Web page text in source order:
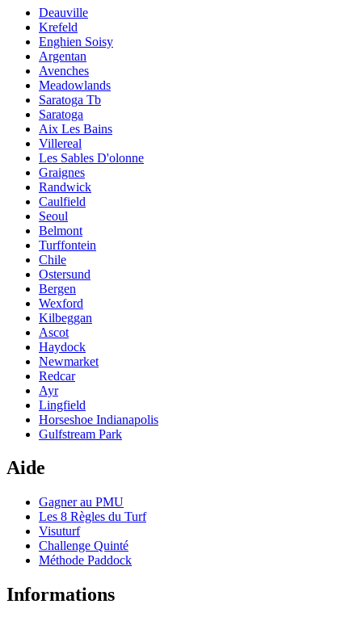
Deauville
Krefeld
Enghien Soisy
Argentan
Avenches
Meadowlands
Saratoga Tb
Saratoga
Aix Les Bains
Villereal
Les Sables D'olonne
Graignes
Randwick
Caulfield
Seoul
Belmont
Turffontein
Chile
Ostersund
Bergen
Wexford
Kilbeggan
Ascot
Haydock
Newmarket
Redcar
Ayr
Lingfield
Horseshoe Indianapolis
Gulfstream Park
Aide
Gagner au PMU
Les 8 Règles du Turf
Visuturf
Challenge Quinté
Méthode Paddock
Informations